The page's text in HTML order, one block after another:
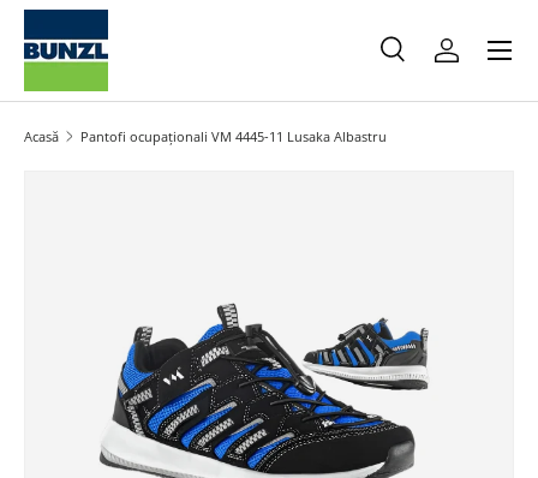
Salt la conținut
Caută
Caută
Meniu
Acasă Pantofi ocupaționali VM 4445-11 Lusaka Albastru